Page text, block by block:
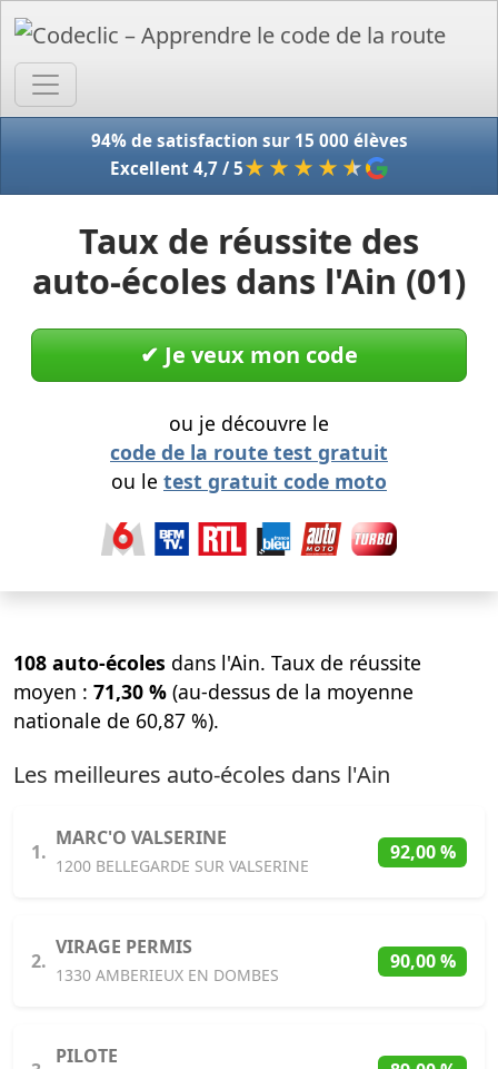
94% de satisfaction sur 15 000 élèves
Excellent 4,7 / 5★★★★ ★
Taux de réussite des
auto-écoles dans l'Ain (01)
✔︎ Je veux mon code
ou je découvre le
code de la route test gratuit
ou le test gratuit code moto
108 auto-écoles dans l'Ain. Taux de réussite
moyen : 71,30 % (au-dessus de la moyenne
nationale de 60,87 %).
Les meilleures auto-écoles dans l'Ain
1.
MARC'O VALSERINE
1200 BELLEGARDE SUR VALSERINE
92,00 %
2.
VIRAGE PERMIS
1330 AMBERIEUX EN DOMBES
90,00 %
PILOTE